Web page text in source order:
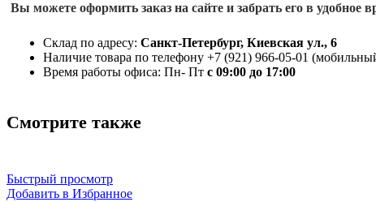
Вы можете оформить заказ на сайте и забрать его в удобное
Склад по адресу: Санкт-Петербург, Киевская ул., 6
Наличие товара по телефону +7 (921) 966-05-01
Время работы офиса: Пн- Пт с 09:00 до 17:00
Смотрите также
Быстрый просмотр
Добавить в Избранное